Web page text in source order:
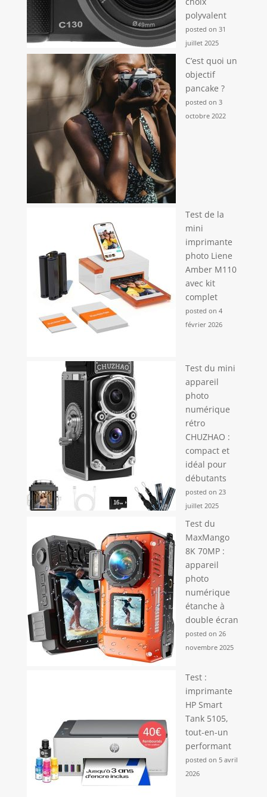
polyvalent
posted on 31
juillet 2025
C’est quoi un
objectif
pancake ?
posted on 3
octobre 2022
Test de la
mini
imprimante
photo Liene
Amber M110
avec kit
complet
posted on 4
février 2026
Test du mini
appareil
photo
numérique
rétro
CHUZHAO :
compact et
idéal pour
débutants
posted on 23
juillet 2025
Test du
MaxMango
8K 70MP :
appareil
photo
numérique
étanche à
double écran
posted on 26
novembre 2025
Test :
imprimante
HP Smart
Tank 5105,
tout-en-un
performant
posted on 5 avril
2026